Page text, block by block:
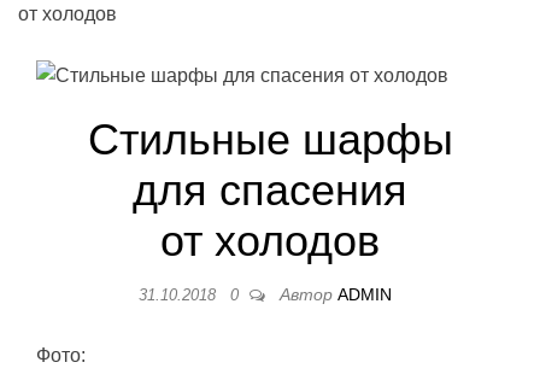
от холодов
Стильные шарфы
для спасения
от холодов
31.10.2018 0 Автор ADMIN
Фото: